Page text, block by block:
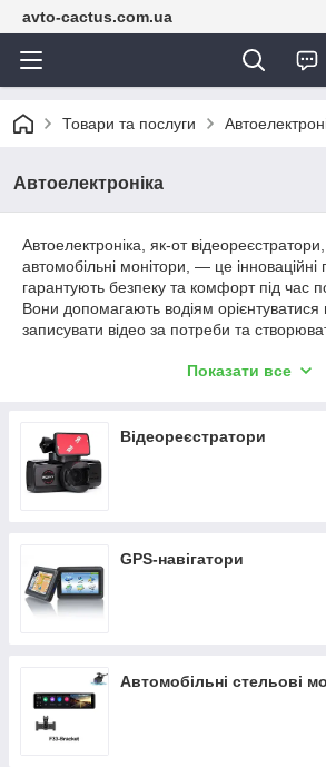
avto-cactus.com.ua
Товари та послуги
Автоелектроніка
Автоелектроніка, як-от
автомобільні монітори, — це інноваційні
гарантують безпеку та комфорт під час
Вони допомагають водіям орієнтуватися
записувати відео за потреби та
🌟 Купуйте якісні пристрої
Вибирайте з різноманітності функцій,
і не турбуйтеся — у нас передбачена
отримати кешбек і оформити кредит або
Показати все
Відеореєстратори
GPS-навігатори
Автомобільні стельові